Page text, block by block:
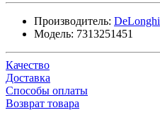
Производитель: DeLonghi
Модель: 7313251451
Качество
Доставка
Способы оплаты
Возврат товара